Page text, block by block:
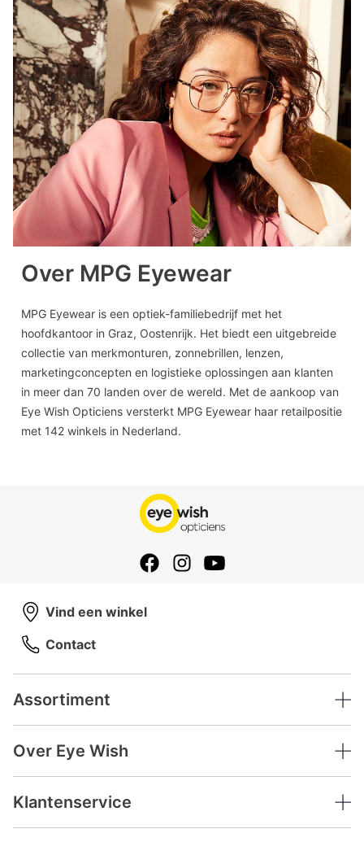
Over MPG Eyewear
MPG Eyewear is een optiek-familiebedrijf met het
hoofdkantoor in Graz, Oostenrijk. Het biedt een uitgebreide
collectie van merkmonturen, zonnebrillen, lenzen,
marketingconcepten en logistieke oplossingen aan klanten
in meer dan 70 landen over de wereld. Met de aankoop van
Eye Wish Opticiens versterkt MPG Eyewear haar retailpositie
met 142 winkels in Nederland.
Assortiment
Over Eye Wish
Klantenservice
Vind een winkel
Contact